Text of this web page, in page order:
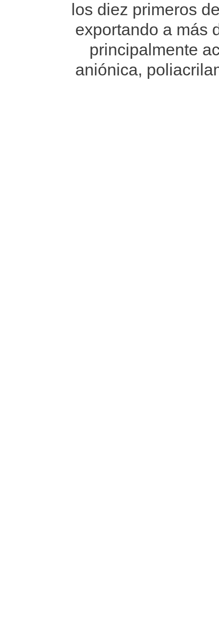
los diez primeros
exportando a más
principalmente
aniónica,